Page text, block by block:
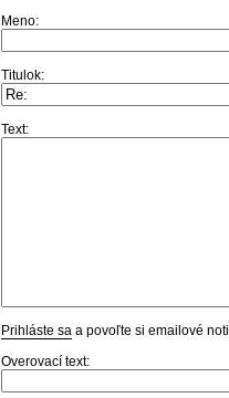
Meno:
Titulok:
Text:
Prihláste sa a povoľte si emailové
Overovací text: